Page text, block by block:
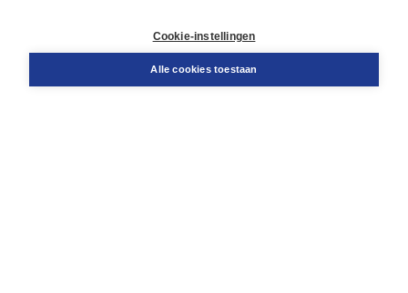
Cookie-instellingen
Alle cookies toestaan